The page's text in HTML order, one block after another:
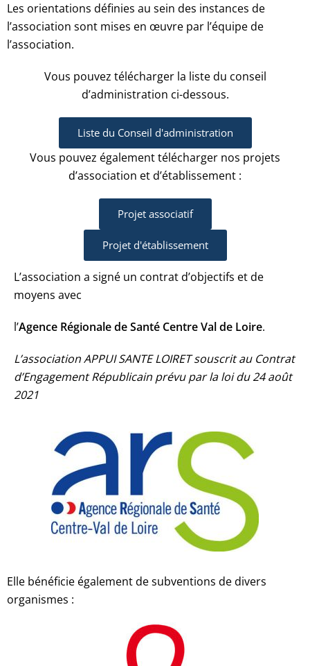
Les orientations définies au sein des instances de
l’association sont mises en œuvre par l’équipe de
l’association.
Vous pouvez télécharger la liste du conseil
d’administration ci-dessous.
Liste du Conseil d'administration
Vous pouvez également télécharger nos projets
d’association et d’établissement :
Projet associatif
Projet d'établissement
L’association a signé un contrat d’objectifs et de
moyens avec
l’Agence Régionale de Santé Centre Val de Loire.
L’association APPUI SANTE LOIRET souscrit au Contrat
d’Engagement Républicain prévu par la loi du 24 août
2021
Elle bénéficie également de subventions de divers
organismes :